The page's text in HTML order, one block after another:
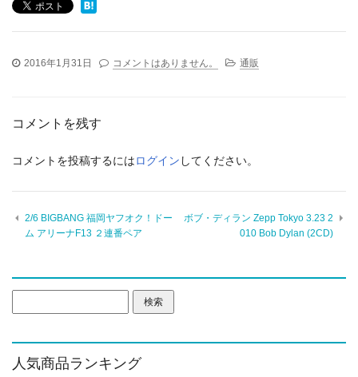
2016年1月31日 コメントはありません。 通販
コメントを残す
コメントを投稿するにはログイン してください。
2/6 BIGBANG 福岡ヤフオク！ドー
ム アリーナF13 ２連番ペア
ボブ・ディラン Zepp Tokyo 3.23 2
010 Bob Dylan (2CD)
索:
人気商品ランキング